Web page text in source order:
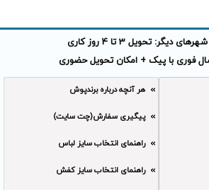
دیگر: تحویل 3 تا 4 روز کاری
فوری با پیک + امکان تحویل حضوری
هر آنچه درباره برندپوش
پیگیری سفارش(چت سایت)
راهنمای انتخاب سایز لباس
راهنمای انتخاب سایز کفش